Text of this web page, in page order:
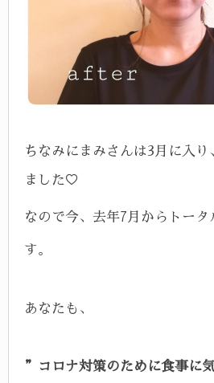
ちなみにまみさんは3月に入
ました♡
なので今、去年7月からトータ
す。
あなたも、
”コロナ対策のために食事に